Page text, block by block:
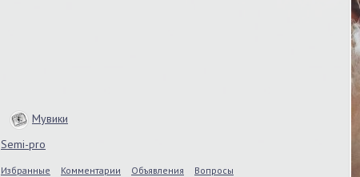
Мувики
Semi-pro
Избранные Комментарии Объявления Вопросы